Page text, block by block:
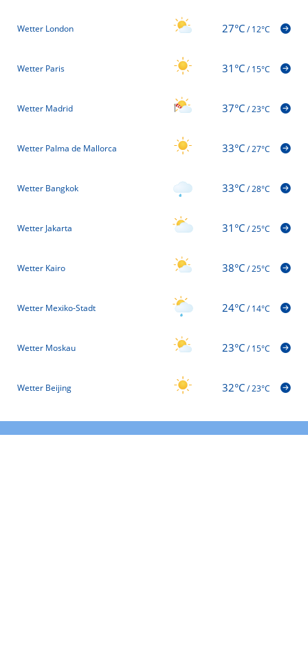
Wetter London 27°C/12°C
Wetter Paris 31°C/15°C
Wetter Madrid 37°C/23°C
Wetter Palma de Mallorca 33°C/27°C
Wetter Bangkok 33°C/28°C
Wetter Jakarta 31°C/25°C
Wetter Kairo 38°C/25°C
Wetter Mexiko-Stadt 24°C/14°C
Wetter Moskau 23°C/15°C
Wetter Beijing 32°C/23°C